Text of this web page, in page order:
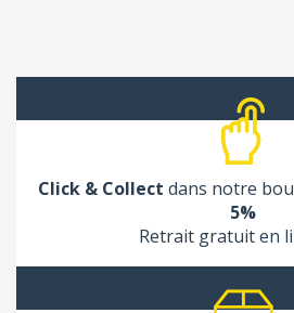
Click & Collect dans notre
5%
Retrait gratuit en